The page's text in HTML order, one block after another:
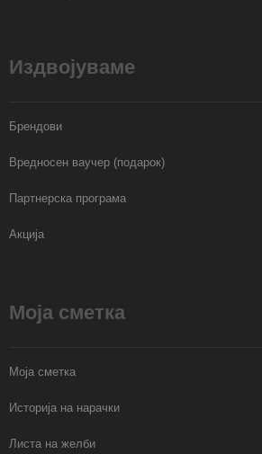
Издвојуваме
Брендови
Вредносен ваучер (подарок)
Партнерска програма
Акција
Моја сметка
Моја сметка
Историја на нарачки
Листа на желби